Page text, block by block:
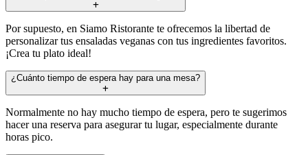
Por supuesto, en Siamo Ristorante te ofrecemos la libertad de
personalizar tus ensaladas veganas con tus ingredientes favoritos.
¡Crea tu plato ideal!
¿Cuánto tiempo de espera hay para una mesa?
Normalmente no hay mucho tiempo de espera, pero te sugerimos
hacer una reserva para asegurar tu lugar, especialmente durante
horas pico.